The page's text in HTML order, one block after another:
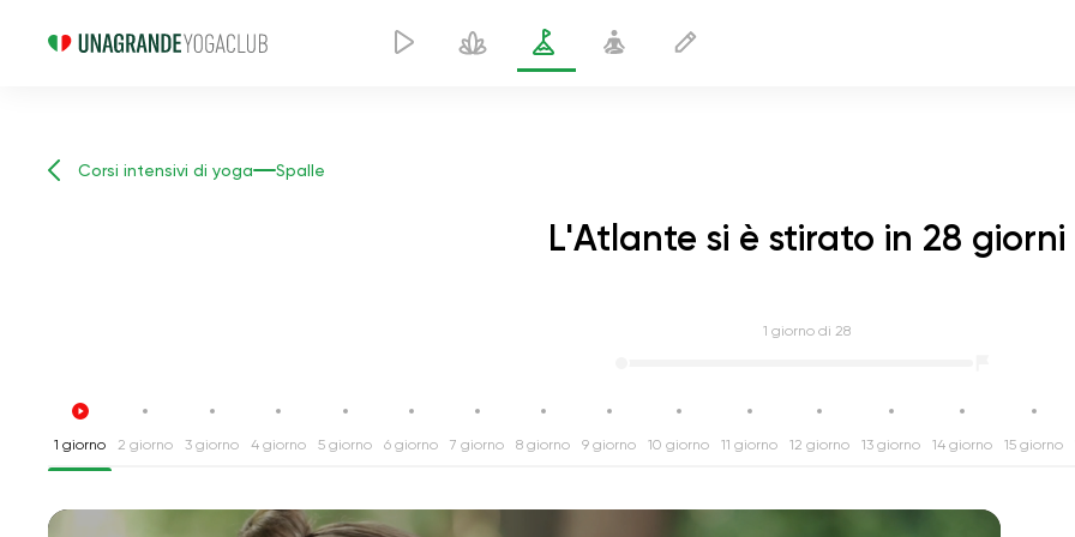
Corsi intensivi di yoga Spalle
L'Atlante si è stirato in 28 giorni
1 giorno di 28
1 giorno 2 giorno 3 giorno 4 giorno 5 giorno 6 giorno 7 giorno 8 giorno 9 giorno 10 giorno 11 giorno 12 giorno 13 giorno 14 giorno 15 giorno